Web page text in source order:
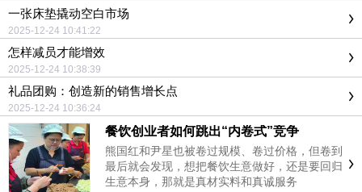
一张床垫撬动空白市场
2025-12-24 10:41:22
怎样减员才能增效
2025-12-24 10:38:39
礼品团购：创造新的销售增长点
2025-12-24 10:36:24
餐饮创业者如何跳出“内卷式”竞争
熊国红和尹星也被卷过规模、卷过价格，但卷到
最后就会发现，想把餐饮生意做好，还是要回归
生意本身，那就是真材实料和真诚服务